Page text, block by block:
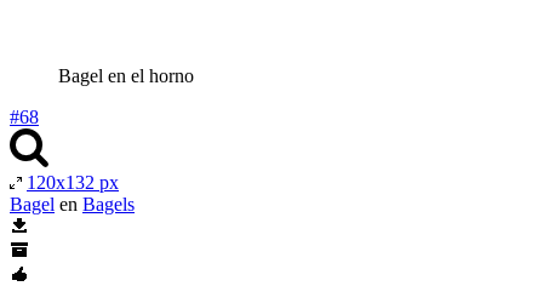
Bagel en el horno
#68
120x132 px
Bagel en Bagels